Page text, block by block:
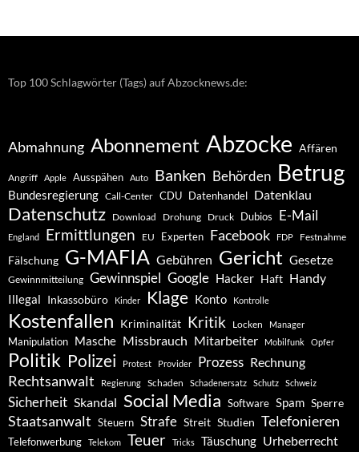
Top 100 Schlagwörter (Tags) auf Abzocknews.de:
Abmahnung Abonnement Abzocke Affären
Angriff Apple Ausspähen Auto Banken Behörden Betrug
Bundesregierung Call-Center CDU Datenhandel Datenklau
Datenschutz Download Drohung Druck Dubios E-Mail
England Ermittlungen EU Experten Facebook FDP Festnahme
Fälschung G-MAFIA Gebühren Gericht Gesetze
Gewinnmitteilung Gewinnspiel Google Hacker Haft Handy
Illegal Inkassobüro Kinder Klage Konto Kontrolle
Kostenfallen Kriminalität Kritik Locken Manager
Manipulation Masche Missbrauch Mitarbeiter Mobilfunk Opfer
Politik Polizei Protest Provider Prozess Rechnung
Rechtsanwalt Regierung Schaden Schadenersatz Schutz Schweiz
Sicherheit Skandal Social Media Software Spam Sperre
Staatsanwalt Steuern Strafe Streit Studien Telefonieren
Telefonwerbung Telekom Teuer Tricks Täuschung Urheberrecht